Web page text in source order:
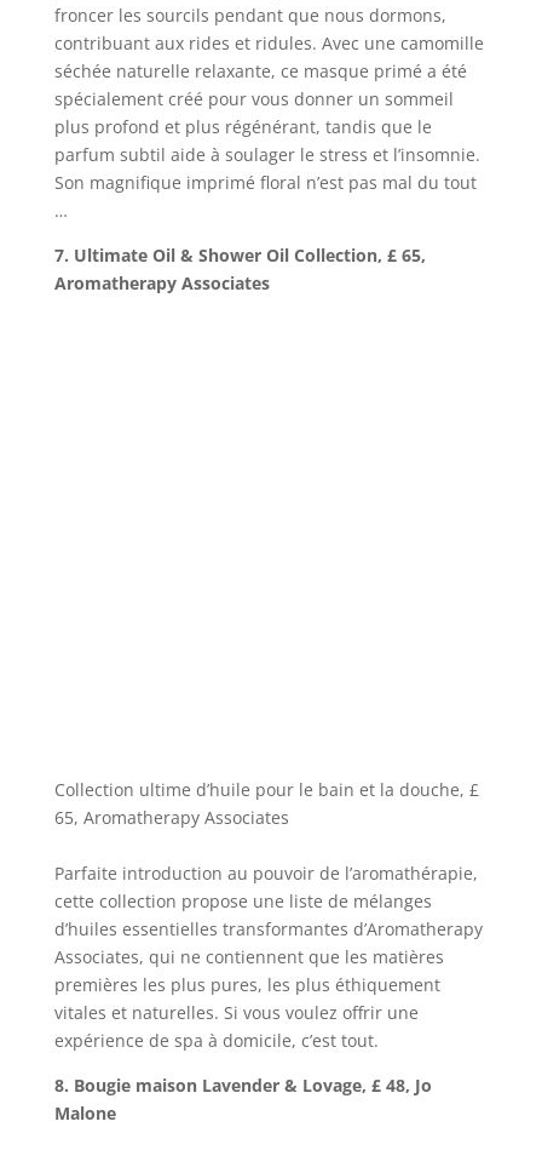
froncer les sourcils pendant que nous dormons,
contribuant aux rides et ridules. Avec une camomille
séchée naturelle relaxante, ce masque primé a été
spécialement créé pour vous donner un sommeil
plus profond et plus régénérant, tandis que le
parfum subtil aide à soulager le stress et l’insomnie.
Son magnifique imprimé floral n’est pas mal du tout
…
7. Ultimate Oil & Shower Oil Collection, £ 65,
Aromatherapy Associates
Collection ultime d’huile pour le bain et la douche, £
65, Aromatherapy Associates
Parfaite introduction au pouvoir de l’aromathérapie,
cette collection propose une liste de mélanges
d’huiles essentielles transformantes d’Aromatherapy
Associates, qui ne contiennent que les matières
premières les plus pures, les plus éthiquement
vitales et naturelles. Si vous voulez offrir une
expérience de spa à domicile, c’est tout.
8. Bougie maison Lavender & Lovage, £ 48, Jo
Malone